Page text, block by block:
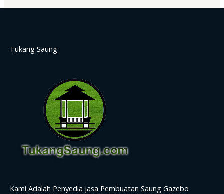
Tukang Saung
Kami Adalah Penyedia jasa Pembuatan Saung Gazebo